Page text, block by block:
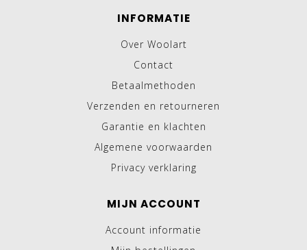
INFORMATIE
Over Woolart
Contact
Betaalmethoden
Verzenden en retourneren
Garantie en klachten
Algemene voorwaarden
Privacy verklaring
MIJN ACCOUNT
Account informatie